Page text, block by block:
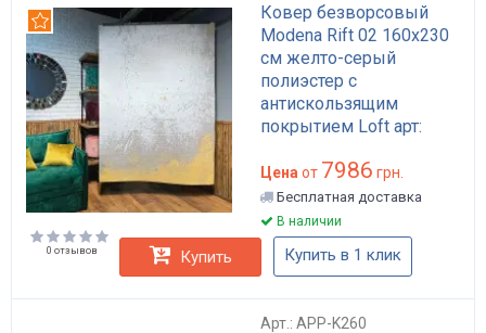
Ковер безворсовый
Modena Rift 02 160x230
см желто-серый
полиэстер с
антискользящим
покрытием Loft арт:
Рекомендуем
Цена от 7986 грн.
Бесплатная доставка
В наличии
0 отзывов Купить Купить в 1 клик
Арт.: APP-K260